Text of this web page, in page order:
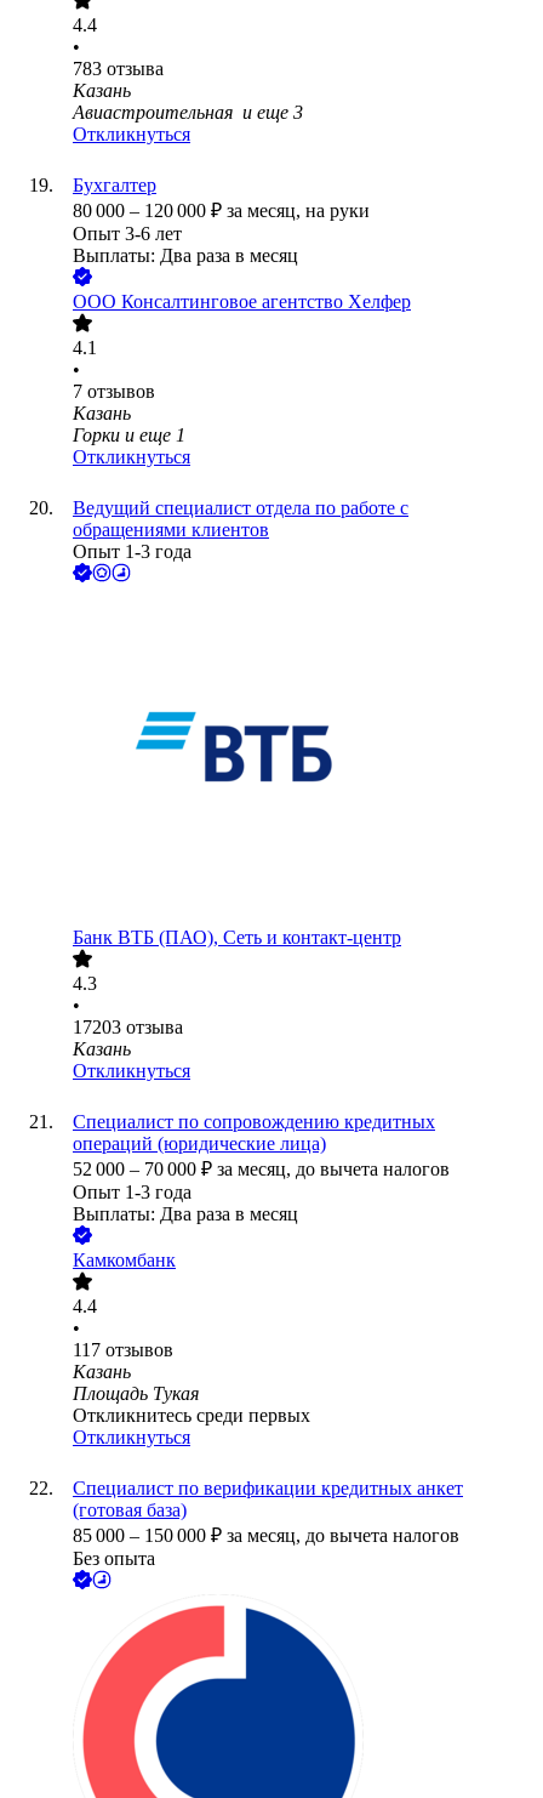
4.4
•
783 отзыва
Казань
Авиастроительная и еще 3
Откликнуться
Бухгалтер
80 000 – 120 000 ₽ за месяц, на руки
Опыт 3-6 лет
Выплаты: Два раза в месяц
ООО Консалтинговое агентство Хелфер
4.1
•
7 отзывов
Казань
Горки и еще 1
Откликнуться
Ведущий специалист отдела по работе с
обращениями клиентов
Опыт 1-3 года
Банк ВТБ (ПАО), Сеть и контакт-центр
4.3
•
17203 отзыва
Казань
Откликнуться
Специалист по сопровождению кредитных
операций (юридические лица)
52 000 – 70 000 ₽ за месяц, до вычета налогов
Опыт 1-3 года
Выплаты: Два раза в месяц
Камкомбанк
4.4
•
117 отзывов
Казань
Площадь Тукая
Откликнитесь среди первых
Откликнуться
Специалист по верификации кредитных анкет
(готовая база)
85 000 – 150 000 ₽ за месяц, до вычета налогов
Без опыта